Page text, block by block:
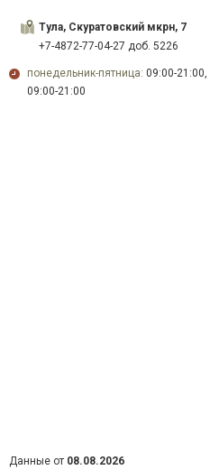
Тула, Скуратовский мкрн, 7
+7-4872-77-04-27 доб. 5226
понедельник-пятница: 09:00-21:00,
09:00-21:00
Данные от 08.08.2026